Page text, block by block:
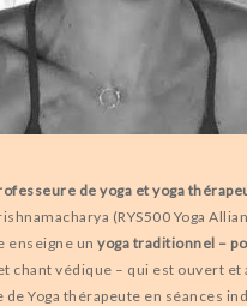
de yoga et yoga
(RYS500 Yoga
enseigne un yoga traditionnel –
chant védique – qui est ouvert et
de Yoga thérapeute en séances